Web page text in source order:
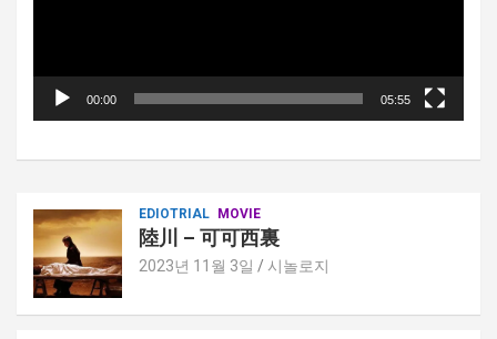
00:00 05:55
EDIOTRIAL MOVIE
陸川 – 可可西裏
2023년 11월 3일 시놀로지